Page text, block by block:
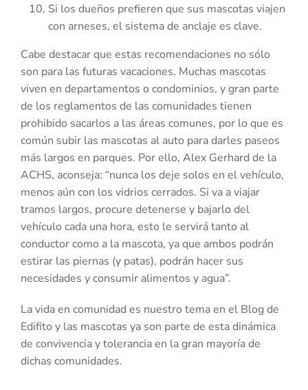
Si los dueños prefieren que sus mascotas viajen
con arneses, el sistema de anclaje es clave.
Cabe destacar que estas recomendaciones no sólo
son para las futuras vacaciones. Muchas mascotas
viven en departamentos o condominios, y gran parte
de los reglamentos de las comunidades tienen
prohibido sacarlos a las áreas comunes, por lo que es
común subir las mascotas al auto para darles paseos
más largos en parques. Por ello, Alex Gerhard de la
ACHS, aconseja: “nunca los deje solos en el vehículo,
menos aún con los vidrios cerrados. Si va a viajar
tramos largos, procure detenerse y bajarlo del
vehículo cada una hora, esto le servirá tanto al
conductor como a la mascota, ya que ambos podrán
estirar las piernas (y patas), podrán hacer sus
necesidades y consumir alimentos y agua”.
La vida en comunidad es nuestro tema en el Blog de
Edifito y las mascotas ya son parte de esta dinámica
de convivencia y tolerancia en la gran mayoría de
dichas comunidades.